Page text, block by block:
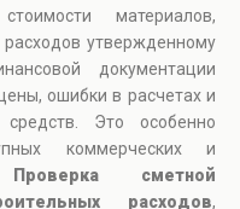
материалов,
утвержденному
документации
ошибки в расчетах и
средств. Это особенно
коммерческих и
Проверка сметной
расходов,